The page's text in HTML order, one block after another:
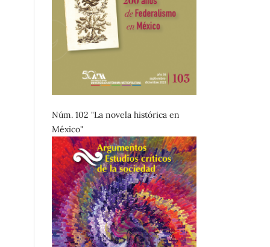
Núm. 102 "La novela histórica en
México"